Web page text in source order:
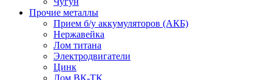
Прочие металлы
Прием б/у аккумуляторов (АКБ)
Нержавейка
Лом титана
Электродвигатели
Цинк
Лом ВК-ТК